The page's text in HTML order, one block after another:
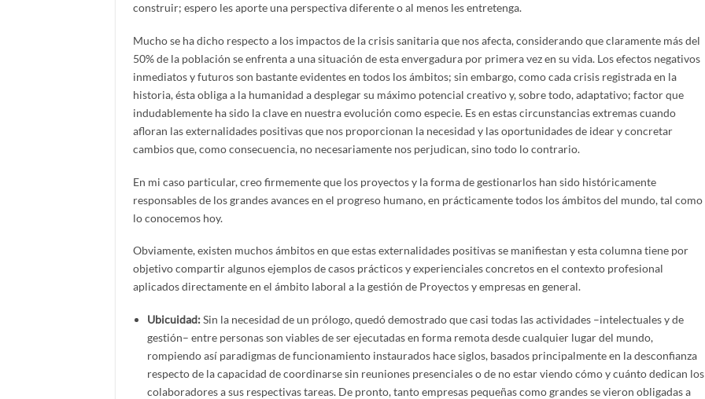
construir; espero les aporte una perspectiva diferente o al menos les entretenga.
Mucho se ha dicho respecto a los impactos de la crisis sanitaria que nos afecta, considerando que claramente más del
50% de la población se enfrenta a una situación de esta envergadura por primera vez en su vida. Los efectos negativos
inmediatos y futuros son bastante evidentes en todos los ámbitos; sin embargo, como cada crisis registrada en la
historia, ésta obliga a la humanidad a desplegar su máximo potencial creativo y, sobre todo, adaptativo; factor que
indudablemente ha sido la clave en nuestra evolución como especie. Es en estas circunstancias extremas cuando
afloran las externalidades positivas que nos proporcionan la necesidad y las oportunidades de idear y concretar
cambios que, como consecuencia, no necesariamente nos perjudican, sino todo lo contrario.
En mi caso particular, creo firmemente que los proyectos y la forma de gestionarlos han sido históricamente
responsables de los grandes avances en el progreso humano, en prácticamente todos los ámbitos del mundo, tal como
lo conocemos hoy.
Obviamente, existen muchos ámbitos en que estas externalidades positivas se manifiestan y esta columna tiene por
objetivo compartir algunos ejemplos de casos prácticos y experienciales concretos en el contexto profesional
aplicados directamente en el ámbito laboral a la gestión de Proyectos y empresas en general.
Ubicuidad:Sin la necesidad de un prólogo, quedó demostrado que casi todas las actividades –intelectuales y de
gestión– entre personas son viables de ser ejecutadas en forma remota desde cualquier lugar del mundo,
rompiendo así paradigmas de funcionamiento instaurados hace siglos, basados principalmente en la desconfianza
respecto de la capacidad de coordinarse sin reuniones presenciales o de no estar viendo cómo y cuánto dedican los
colaboradores a sus respectivas tareas. De pronto, tanto empresas pequeñas como grandes se vieron obligadas a